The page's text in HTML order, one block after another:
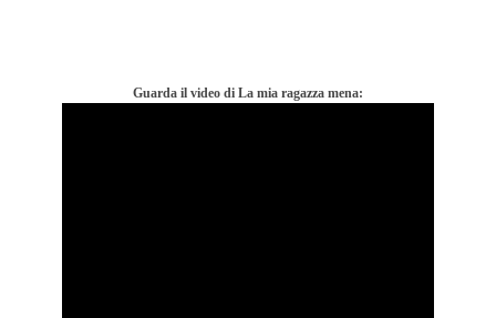
Guarda il video di La mia ragazza mena: